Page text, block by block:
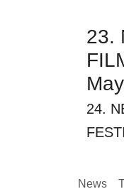
23.
24.
News